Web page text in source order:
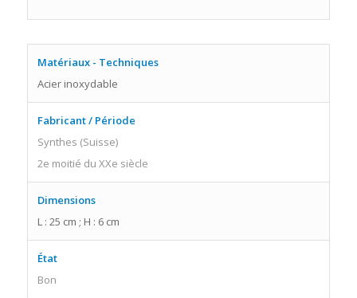
Matériaux - Techniques
Acier inoxydable
Fabricant / Période
Synthes (Suisse)
2e moitié du XXe siècle
Dimensions
L : 25 cm ; H : 6 cm
État
Bon